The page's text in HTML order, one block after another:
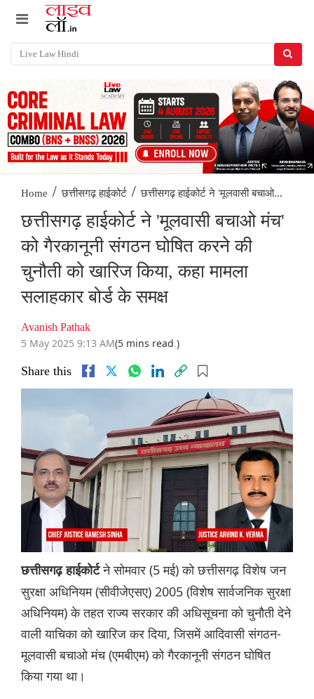
Home / छत्तीसगढ़ हाईकोर्ट / छत्तीसगढ़ हाईकोर्ट ने 'मूलवासी बचाओ...
छत्तीसगढ़ हाईकोर्ट ने 'मूलवासी बचाओ मंच'
को गैरकानूनी संगठन घोषित करने की
चुनौती को खारिज किया, कहा मामला
सलाहकार बोर्ड के समक्ष
Avanish Pathak
5 May 2025 9:13 AM(5 mins read )
Share this
छत्तीसगढ़ हाईकोर्टने सोमवार (5 मई) को छत्तीसगढ़ विशेष जन
सुरक्षा अधिनियम (सीवीजेएसए) 2005 (विशेष सार्वजनिक सुरक्षा
अधिनियम) के तहत राज्य सरकार की अधिसूचना को चुनौती देने
वाली याचिका को खारिज कर दिया, जिसमें आदिवासी संगठन-
मूलवासी बचाओ मंच (एमबीएम) को गैरकानूनी संगठन घोषित
किया गया था।